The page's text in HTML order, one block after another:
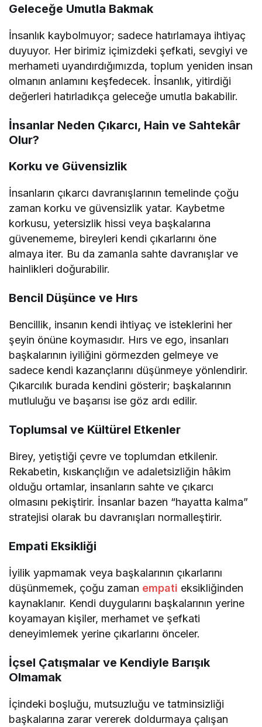
Geleceğe Umutla Bakmak
İnsanlık kaybolmuyor; sadece hatırlamaya ihtiyaç
duyuyor. Her birimiz içimizdeki şefkati, sevgiyi ve
merhameti uyandırdığımızda, toplum yeniden insan
olmanın anlamını keşfedecek. İnsanlık, yitirdiği
değerleri hatırladıkça geleceğe umutla bakabilir.
İnsanlar Neden Çıkarcı, Hain ve Sahtekâr
Olur?
Korku ve Güvensizlik
İnsanların çıkarcı davranışlarının temelinde çoğu
zaman korku ve güvensizlik yatar. Kaybetme
korkusu, yetersizlik hissi veya başkalarına
güvenememe, bireyleri kendi çıkarlarını öne
almaya iter. Bu da zamanla sahte davranışlar ve
hainlikleri doğurabilir.
Bencil Düşünce ve Hırs
Bencillik, insanın kendi ihtiyaç ve isteklerini her
şeyin önüne koymasıdır. Hırs ve ego, insanları
başkalarının iyiliğini görmezden gelmeye ve
sadece kendi kazançlarını düşünmeye yönlendirir.
Çıkarcılık burada kendini gösterir; başkalarının
mutluluğu ve başarısı ise göz ardı edilir.
Toplumsal ve Kültürel Etkenler
Birey, yetiştiği çevre ve toplumdan etkilenir.
Rekabetin, kıskançlığın ve adaletsizliğin hâkim
olduğu ortamlar, insanların sahte ve çıkarcı
olmasını pekiştirir. İnsanlar bazen “hayatta kalma”
stratejisi olarak bu davranışları normalleştirir.
Empati Eksikliği
İyilik yapmamak veya başkalarının çıkarlarını
düşünmemek, çoğu zaman empati eksikliğinden
kaynaklanır. Kendi duygularını başkalarının yerine
koyamayan kişiler, merhamet ve şefkati
deneyimlemek yerine çıkarlarını önceler.
İçsel Çatışmalar ve Kendiyle Barışık
Olmamak
İçindeki boşluğu, mutsuzluğu ve tatminsizliği
başkalarına zarar vererek doldurmaya çalışan